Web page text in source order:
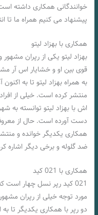
خوانندگانی همکاری داشته
پیشنهاد می‌ کنیم همراه ما تا
همکاری با بهزاد لیتو
بهزاد لیتو یکی از رپران
قوی بین او و خشایار اس آر
به همراه بهزاد لیتو تا به
منتشر کرده است. خیلی از
اش با بهزاد لیتو توانسته به
دست آورده است. حال از
همکاری یکدیگر خوانده و
ضد گلوله و برخی دیگر اشاره
همکاری با 021 کید
021 کید رپر نسل چهار
مورد توجه خیلی از رپران
دو رپر با همکاری یکدیگر تا